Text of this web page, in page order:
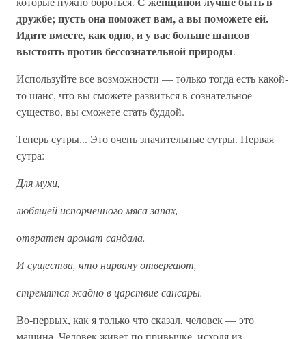
дружбе; пусть она поможет вам, а вы поможете ей.
Идите вместе, как одно, и у вас больше шансов
выстоять против бессознательной природы.
Используйте все возможности — только тогда есть какой-
то шанс, что вы сможете развиться в сознательное
существо, вы сможете стать буддой.
Теперь сутры... Это очень значительные сутры. Первая
сутра:
Для мухи,
любящей испорченного мяса запах,
отвратен аромат сандала.
И существа, что нирвану отвергают,
стремятся жадно в царствие сансары.
Во-первых, как я только что сказал, человек — это
машина. Человек живет по привычке, исходя из